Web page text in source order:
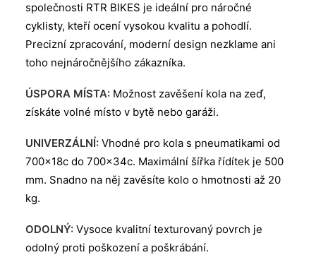
společnosti RTR BIKES je ideální pro náročné
cyklisty, kteří ocení vysokou kvalitu a pohodlí.
Precizní zpracování, moderní design nezklame ani
toho nejnáročnějšího zákazníka.
ÚSPORA MÍSTA: Možnost zavěšení kola na zeď,
získáte volné místo v bytě nebo garáži.
UNIVERZÁLNÍ: Vhodné pro kola s pneumatikami od
700x18c do 700x34c. Maximální šířka řídítek je 500
mm. Snadno na něj zavěsíte kolo o hmotnosti až 20
kg.
ODOLNÝ: Vysoce kvalitní texturovaný povrch je
odolný proti poškození a poškrábání.